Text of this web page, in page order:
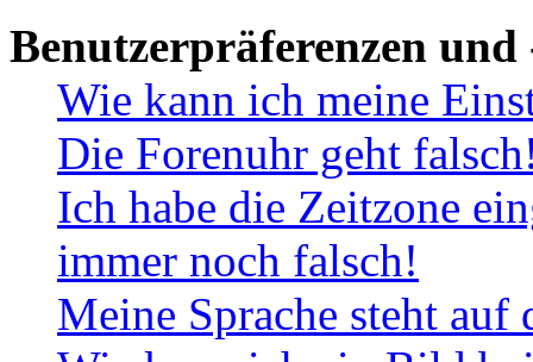
Benutzerpräferenzen und
Wie kann ich meine
Die Forenuhr geht
Ich habe die Zeitzone
immer noch falsch!
Meine Sprache steht